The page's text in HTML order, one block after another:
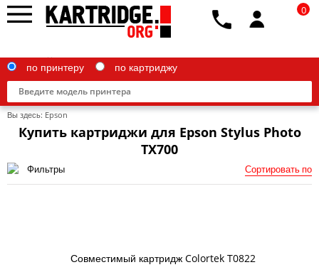
Brother
по принтеру по картриджу
0
Вы здесь: Epson
Купить картриджи для Epson Stylus Photo
TX700
Фильтры Сортировать по
Совместимый картридж Colortek T0822